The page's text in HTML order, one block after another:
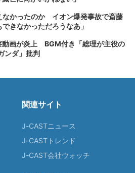
なかったのか イオン爆発事故で斎藤
きなかっただろうなあ」
動画が炎上 BGM付き「総理が主役の
ンダ」批判
関連サイト
J-CASTニュース
J-CASTトレンド
J-CAST会社ウォッチ